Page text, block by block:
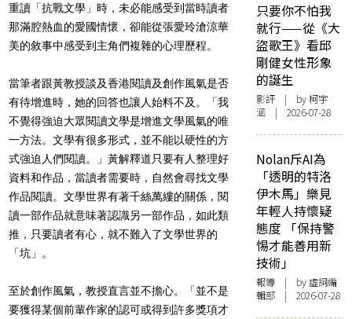
重讀「抗戰文學」時，未必能感受到當時讀者
那滿腔熱血的愛國情懷，卻能從張愛玲滄涼華
美的敘事中感受到主角們複雜的心理歷程。
當筆者跟黃教授談及香港閱讀及創作風氣是否
有待增進時，她的回答也讓人始料不及。「我
不覺得強迫大眾閱讀文學是增進文學風氣的唯
一方法。文學有很多形式，並不能以硬性的方
式強迫人們閱讀。」黃解釋道只要有人整理好
資料和作品，當讀者需要時，自然會尋找文學
作品閱讀。文學世界有著千絲萬縷的關係，閱
讀一部作品就意味著認識另一部作品，如此類
推，只要讀者有心，就不難入了文學世界的
「坑」。
至於創作風氣，教授直言並不擔心。「並不是
要獲得某個前輩作家的認可或得到許多獎項才
只要你不怕我
就行——從《大
盜歌王》看邱
剛健女性形象
的誕生
影評 | by 柯宇
涵 | 2026-07-28
Nolan斥AI為
「透明的特洛
伊木馬」樂見
年輕人持懷疑
態度 「保持警
惕才能善用新
技術」
報導 | by 虛詞編
輯部 | 2026-07-28